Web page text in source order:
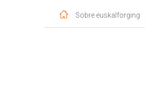
Sobre euskalforging